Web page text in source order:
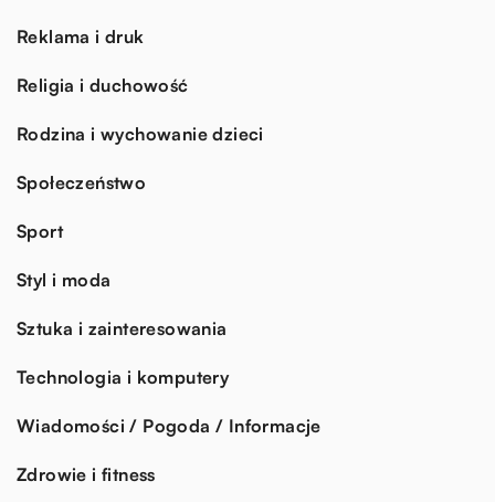
Reklama i druk
Religia i duchowość
Rodzina i wychowanie dzieci
Społeczeństwo
Sport
Styl i moda
Sztuka i zainteresowania
Technologia i komputery
Wiadomości / Pogoda / Informacje
Zdrowie i fitness